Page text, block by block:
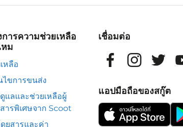
การความช่วยเหลือ
ม
หลือ
ไขการขนส่ง
แลและช่วยเหลือผู้
ารพิเศษจาก Scoot
ยสารและค่า
เชื่อมต่อ
แอปมือถือของสกู๊ต